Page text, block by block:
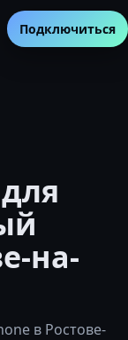
Подключиться
на-
в Ростове-